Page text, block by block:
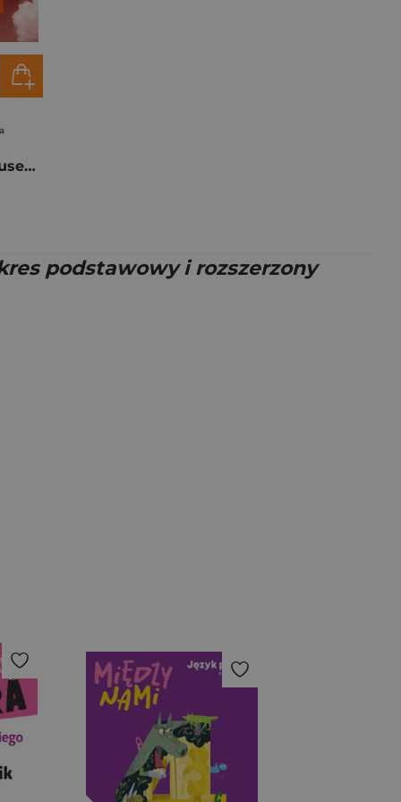
Matematyka z plusem 1 Zbiór zadań Szkoła ponadpodstawowa
podstawowy i rozszerzony